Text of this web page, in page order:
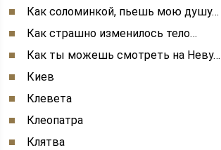
Как соломинкой, пьешь мою душу…
Как страшно изменилось тело…
Как ты можешь смотреть на Неву…
Киев
Клевета
Клеопатра
Клятва